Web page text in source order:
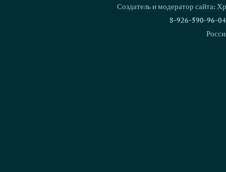
Создатель и модератор сайта:
8-926-590-96-